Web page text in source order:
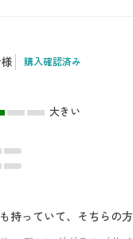
購入確認済み
大きい
持っていて、そちらの